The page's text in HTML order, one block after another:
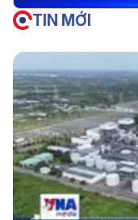
TIN MỚI